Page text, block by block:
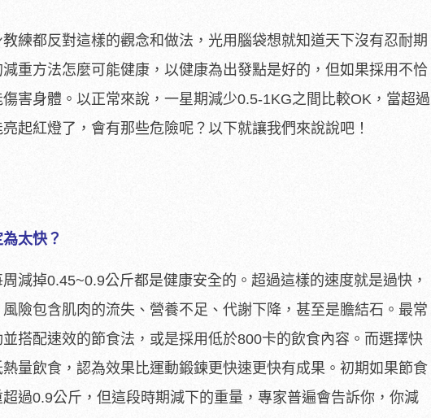
練都反對這樣的觀念和做法，光用腦袋想就知道天下沒有忍耐期
重方法怎麼可能健康，以健康為出發點是好的，但如果採用不恰
害身體。以正常來說，一星期減少0.5-1KG之間比較OK，當超過
起紅燈了，會有那些危險呢？以下就讓我們來說說吧！
太快？
減掉0.45~0.9公斤都是健康安全的。超過這樣的速度就是過快，
險包含肌肉的流失、營養不足、代謝下降，甚至是膽結石。最常
搭配速效的節食法，或是採用低於800卡的飲食內容。而選擇快
量飲食，認為效果比運動鍛鍊更快速更快有成果。初期如果節食
過0.9公斤，但這段時期減下的重量，專家普遍會告訴你，你減